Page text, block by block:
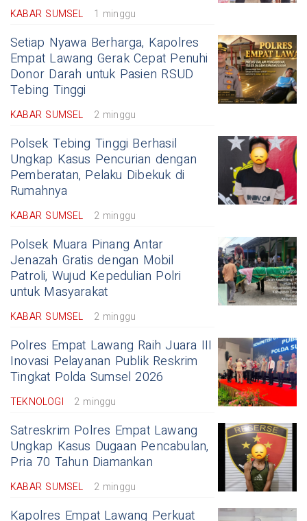
KABAR SUMSEL 1 minggu
Setiap Nyawa Berharga, Kapolres
Empat Lawang Gerak Cepat Penuhi
Donor Darah untuk Pasien RSUD
Tebing Tinggi
KABAR SUMSEL 2 minggu
Polsek Tebing Tinggi Berhasil
Ungkap Kasus Pencurian dengan
Pemberatan, Pelaku Dibekuk di
Rumahnya
KABAR SUMSEL 2 minggu
Polsek Muara Pinang Antar
Jenazah Gratis dengan Mobil
Patroli, Wujud Kepedulian Polri
untuk Masyarakat
KABAR SUMSEL 2 minggu
Polres Empat Lawang Raih Juara III
Inovasi Pelayanan Publik Reskrim
Tingkat Polda Sumsel 2026
TEKNOLOGI 2 minggu
Satreskrim Polres Empat Lawang
Ungkap Kasus Dugaan Pencabulan,
Pria 70 Tahun Diamankan
KABAR SUMSEL 2 minggu
Kapolres Empat Lawang Perkuat